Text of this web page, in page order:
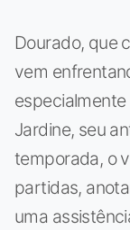
Dourado, que
vem
Jardine, seu
temporada, o
partidas,
uma